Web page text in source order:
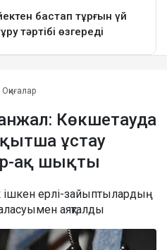
Оқиғалар
Көкшетауда
ұстау
ақ шықты
ішкен ерлі-зайыптылардың
аяқталды